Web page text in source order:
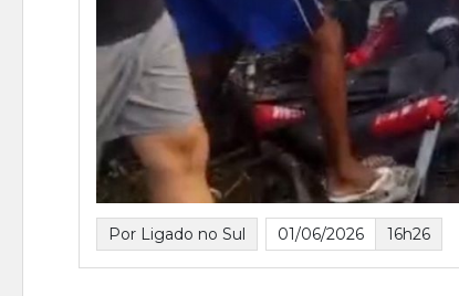
Por Ligado no Sul 01/06/2026 16h26